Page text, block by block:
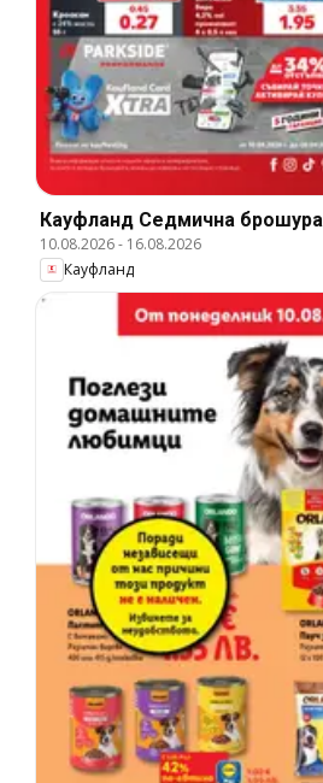
Кауфланд Cедмична брошура
10.08.2026- 16.08.2026
Кауфланд